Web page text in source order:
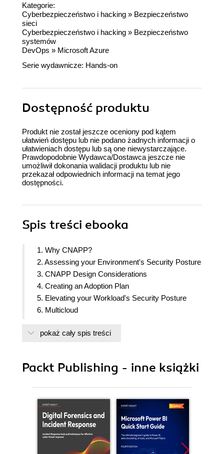
Kategorie:
Cyberbezpieczeństwo i hacking » Bezpieczeństwo
sieci
Cyberbezpieczeństwo i hacking » Bezpieczeństwo
systemów
DevOps » Microsoft Azure
Serie wydawnicze: Hands-on
Dostępność produktu
Produkt nie został jeszcze oceniony pod kątem
ułatwień dostępu lub nie podano żadnych informacji o
ułatwieniach dostępu lub są one niewystarczające.
Prawdopodobnie Wydawca/Dostawca jeszcze nie
umożliwił dokonania walidacji produktu lub nie
przekazał odpowiednich informacji na temat jego
dostępności.
Spis treści ebooka
1. Why CNAPP?
2. Assessing your Environment's Security Posture
3. CNAPP Design Considerations
4. Creating an Adoption Plan
5. Elevating your Workload's Security Posture
6. Multicloud
8. Governance and Continuous Improvement
11. Protecting Compute resources (Servers and
13. Protecting APIs
14. Protecting Service Layer
15. Incident Response
16. Leveraging AI to Improve your Security
pokaż cały spis treści
Packt Publishing - inne książki